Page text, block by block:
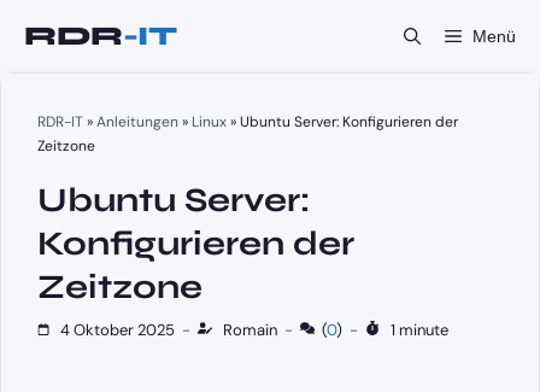
Inhalt
Menü
RDR-IT»Anleitungen» Linux»Ubuntu Server: Konfigurieren der
Zeitzone
Ubuntu Server:
Konfigurieren der
Zeitzone
4 Oktober 2025 - Romain - (0) - 1 minute